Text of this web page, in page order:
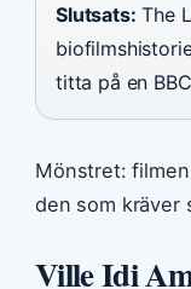
Slutsats: The
titta på en
Mönstret:
den som kräver
Ville Idi